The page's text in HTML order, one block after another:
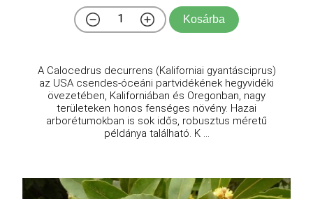
Kosárba
A Calocedrus decurrens (Kaliforniai gyantásciprus)
az USA csendes-óceáni partvidékének hegyvidéki
övezetében, Kaliforniában és Oregonban, nagy
területeken honos fenséges növény. Hazai
arborétumokban is sok idős, robusztus méretű
példánya található. K ...